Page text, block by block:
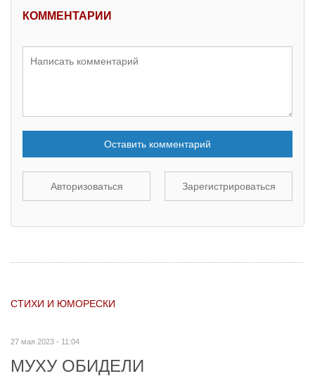
КОММЕНТАРИИ
Оставить комментарий
Авторизоваться Зарегистрироваться
СТИХИ И ЮМОРЕСКИ
27 мая 2023 - 11:04
МУХУ ОБИДЕЛИ